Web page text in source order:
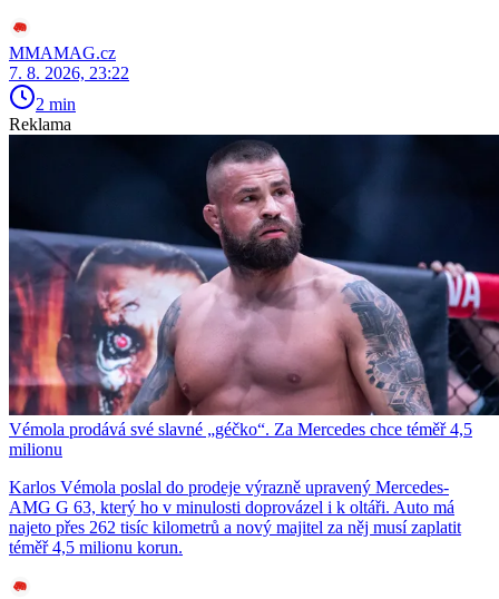
MMAMAG.cz
7. 8. 2026, 23:22
2 min
Reklama
Vémola prodává své slavné „géčko“. Za Mercedes chce téměř 4,5
milionu
Karlos Vémola poslal do prodeje výrazně upravený Mercedes-
AMG G 63, který ho v minulosti doprovázel i k oltáři. Auto má
najeto přes 262 tisíc kilometrů a nový majitel za něj musí zaplatit
téměř 4,5 milionu korun.